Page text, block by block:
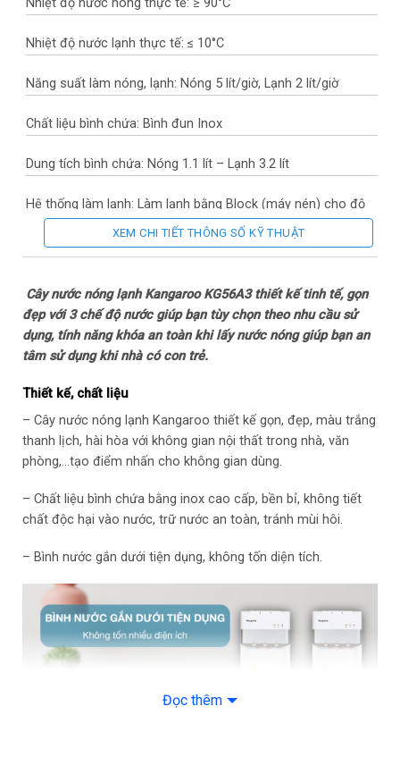
Nhiệt độ nước nóng thực tế: ≥ 90°C
Nhiệt độ nước lạnh thực tế: ≤ 10°C
Năng suất làm nóng, lạnh: Nóng 5 lít/giờ, Lạnh 2 lít/giờ
Chất liệu bình chứa: Bình đun Inox
Dung tích bình chứa: Nóng 1.1 lít – Lạnh 3.2 lít
Hệ thống làm lạnh: Làm lạnh bằng Block (máy nén) cho độ
lạnh sâu
Tiện ích: Công nghệ hút bình
– Khay hứng nước
– Có đèn báo nóng lạnh
Chế độ an toàn: Khóa vòi nước nóng Công tắc nóng lạnh độc
lập
32.4 cm – Nặng 14 kg
Sản xuất tại: Trung Quốc
Năm ra mắt: 2021
Lưu ý nhiệt độ thực tế: (Nhiệt độ nước thực tế sẽ phụ thuộc
XEM CHI TIẾT THÔNG SỐ KỸ THUẬT
Cây nước nóng lạnh Kangaroo KG56A3 thiết kế tinh tế, gọn
đẹp với 3 chế độ nước giúp bạn tùy chọn theo nhu cầu sử
dụng, tính năng khóa an toàn khi lấy nước nóng giúp bạn an
tâm sử dụng khi nhà có con trẻ.
Thiết kế, chất liệu
– Cây nước nóng lạnh Kangaroo thiết kế gọn, đẹp, màu trắng
thanh lịch, hài hòa với không gian nội thất trong nhà, văn
phòng,…tạo điểm nhấn cho không gian dùng.
– Chất liệu bình chứa bằng inox cao cấp, bền bỉ, không tiết
chất độc hại vào nước, trữ nước an toàn, tránh mùi hôi.
– Bình nước gắn dưới tiện dụng, không tốn diện tích.
Đọc thêm